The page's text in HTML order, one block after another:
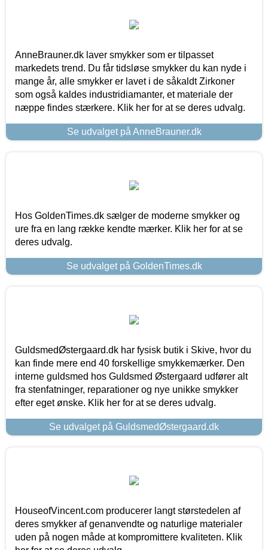
AnneBrauner.dk laver smykker som er tilpasset
markedets trend. Du får tidsløse smykker du kan nyde i
mange år, alle smykker er lavet i de såkaldt Zirkoner
som også kaldes industridiamanter, et materiale der
næppe findes stærkere. Klik her for at se deres udvalg.
Se udvalget på AnneBrauner.dk
Hos GoldenTimes.dk sælger de moderne smykker og
ure fra en lang række kendte mærker. Klik her for at se
deres udvalg.
Se udvalget på GoldenTimes.dk
GuldsmedØstergaard.dk har fysisk butik i Skive, hvor du
kan finde mere end 40 forskellige smykkemærker. Den
interne guldsmed hos Guldsmed Østergaard udfører alt
fra stenfatninger, reparationer og nye unikke smykker
efter eget ønske. Klik her for at se deres udvalg.
Se udvalget på GuldsmedØstergaard.dk
HouseofVincent.com producerer langt størstedelen af
deres smykker af genanvendte og naturlige materialer
uden på nogen måde at kompromittere kvaliteten. Klik